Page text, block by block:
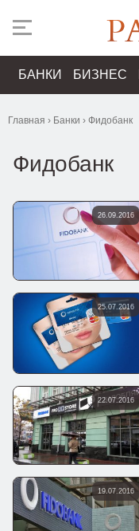
БАНКИ БИЗНЕС
Главная › Банки › Фидобанк
Фидобанк
26.09.2016
25.07.2016
22.07.2016
19.07.2016